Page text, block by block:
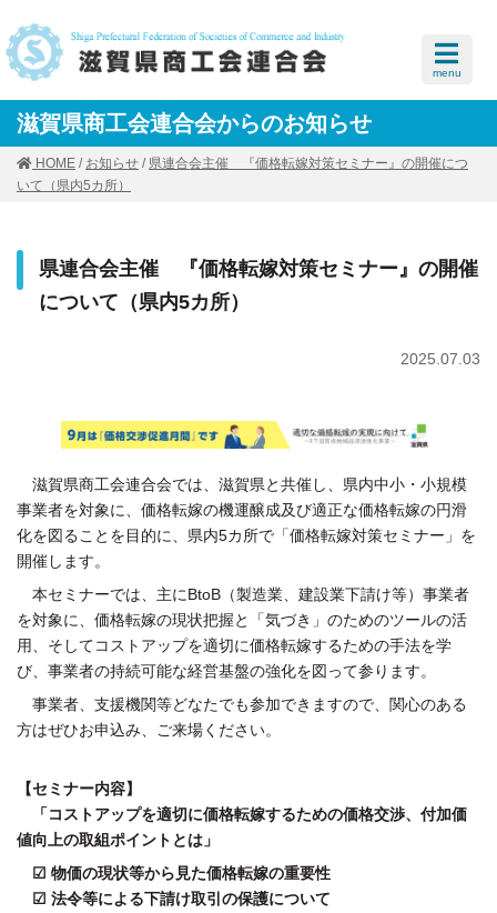
menu
滋賀県商工会連合会からのお知らせ
HOME / お知らせ / 県連合会主催 『価格転嫁対策セミナー』の開催につ
いて（県内5カ所）
県連合会主催 『価格転嫁対策セミナー』の開催
について（県内5カ所）
2025.07.03
滋賀県商工会連合会では、滋賀県と共催し、県内中小・小規模
事業者を対象に、価格転嫁の機運醸成及び適正な価格転嫁の円滑
化を図ることを目的に、県内5カ所で「価格転嫁対策セミナー」を
開催します。
本セミナーでは、主にBtoB（製造業、建設業下請け等）事業者
を対象に、価格転嫁の現状把握と「気づき」のためのツールの活
用、そしてコストアップを適切に価格転嫁するための手法を学
び、事業者の持続可能な経営基盤の強化を図って参ります。
事業者、支援機関等どなたでも参加できますので、関心のある
方はぜひお申込み、ご来場ください。
【セミナー内容】
「コストアップを適切に価格転嫁するための価格交渉、付加価
値向上の取組ポイントとは」
☑ 物価の現状等から見た価格転嫁の重要性
☑ 法令等による下請け取引の保護について